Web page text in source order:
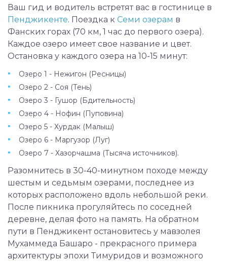
день, наслаждаясь свежим горным воздухом и
любуясь панорамными видами. Тур включает в
себя транспортировку из Пенджикента и
обратно с частным водителем и гидом,
остановки на каждом из семи озер, поход в
остановку у исторического мавзолея.
Ваш гид и водитель встретят вас в гостинице в
Пенджикенте. Поездка к Семи озерам в
Фанских горах (70 км, 1 час до первого озера).
Каждое озеро имеет свое название и цвет.
Остановка у каждого озера на 10-15 минут:
Озеро 1 - Нежигон (Ресницы)
Озеро 2 - Соя (Тень)
Озеро 3 - Гушор (Бдительность)
Озеро 4 - Нофин (Пуповина)
Озеро 5 - Хурдак (Малыш)
Озеро 6 - Маргузор (Луг)
Озеро 7 - Хазорчашма (Тысяча источников).
Разомнитесь в 30-40-минутном походе между
шестым и седьмым озерами, последнее из
которых расположено вдоль небольшой реки.
После пикника прогуляйтесь по соседней
деревне, делая фото на память. На обратном
пути в Пенджикент остановитесь у мавзолея
Мухаммеда Башаро - прекрасного примера
архитектуры эпохи Тимуридов и возможного